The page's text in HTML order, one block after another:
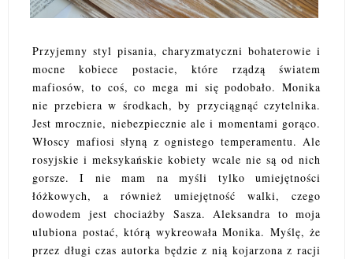
Przyjemny styl pisania, charyzmatyczni bohaterowie i
mocne kobiece postacie, które rządzą światem
mafiosów, to coś, co mega mi się podobało. Monika
nie przebiera w środkach, by przyciągnąć czytelnika.
Jest mrocznie, niebezpiecznie ale i momentami gorąco.
Włoscy mafiosi słyną z ognistego temperamentu. Ale
rosyjskie i meksykańskie kobiety wcale nie są od nich
gorsze. I nie mam na myśli tylko umiejętności
łóżkowych, a również umiejętność walki, czego
dowodem jest chociażby Sasza. Aleksandra to moja
ulubiona postać, którą wykreowała Monika. Myślę, że
przez długi czas autorka będzie z nią kojarzona z racji